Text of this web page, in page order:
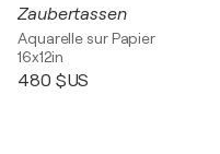
Zaubertassen
Aquarelle sur Papier
16x12in
480 $US